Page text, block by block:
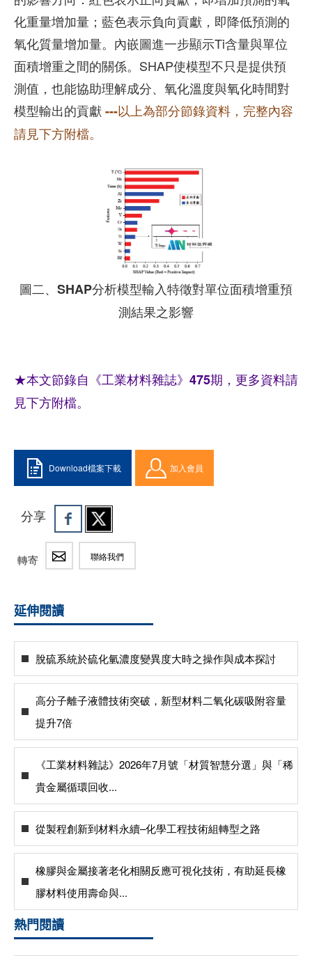
化重量增加量；藍色表示負向貢獻，即降低預測的
氧化質量增加量。內嵌圖進一步顯示Ti含量與單位
面積增重之間的關係。SHAP使模型不只是提供預
測值，也能協助理解成分、氧化溫度與氧化時間對
模型輸出的貢獻---以上為部分節錄資料，完整內容
請見下方附檔。
圖二、SHAP分析模型輸入特徵對單位面積增重預
測結果之影響
★本文節錄自《工業材料雜誌》475期，更多資料請
見下方附檔。
Download檔案下載 加入會員
分享
轉寄 聯絡我們
延伸閱讀
脫硫系統於硫化氫濃度變異度大時之操作與成本探討
高分子離子液體技術突破，新型材料二氧化碳吸附容量
提升7倍
《工業材料雜誌》2026年7月號「材質智慧分選」與「稀
貴金屬循環回收...
從製程創新到材料永續–化學工程技術組轉型之路
橡膠與金屬接著老化相關反應可視化技術，有助延長橡
膠材料使用壽命與...
熱門閱讀